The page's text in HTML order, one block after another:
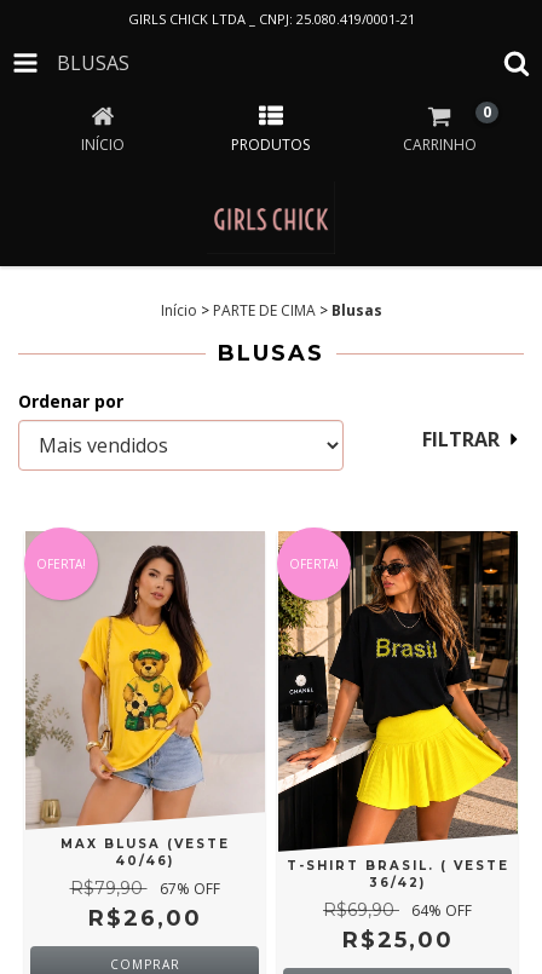
GIRLS CHICK LTDA _ CNPJ: 25.080.419/0001-21
BLUSAS
INÍCIO PRODUTOS CARRINHO
0
Início > PARTE DE CIMA > Blusas
BLUSAS
Ordenar por
FILTRAR
OFERTA!
MAX BLUSA (VESTE
40/46)
R$79,90 67% OFF
R$26,00
COMPRAR
OFERTA!
T-SHIRT BRASIL. ( VESTE
36/42)
R$69,90 64% OFF
R$25,00